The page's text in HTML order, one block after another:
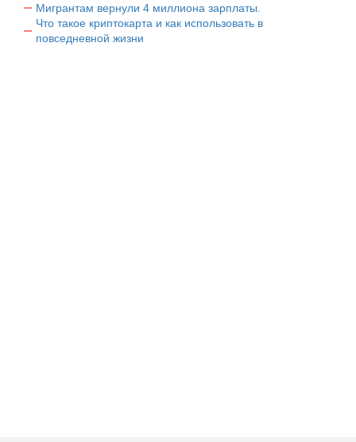
Мигрантам вернули 4 миллиона зарплаты.
Что такое криптокарта и как использовать в
повседневной жизни